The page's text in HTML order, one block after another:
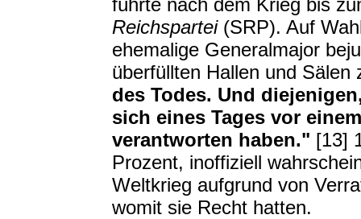
führte nach dem Krieg bis
Reichspartei(SRP). Auf
ehemalige Generalmajor
überfüllten Hallen und
des Todes. Und
sich eines Tages vor
verantworten haben." [13]
Prozent, inoffiziell
Weltkrieg aufgrund von
womit sie Recht hatten.